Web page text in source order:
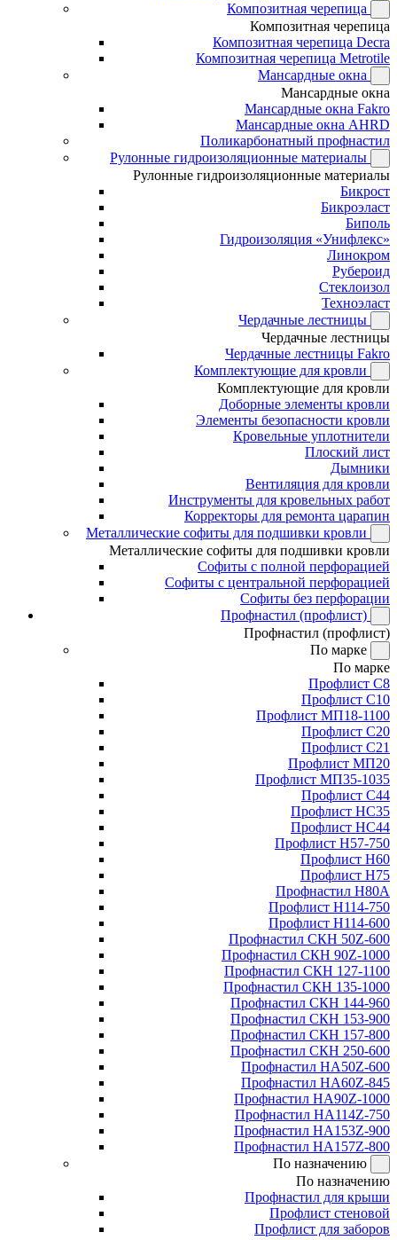
Композитная черепица
Композитная черепица
Композитная черепица Decra
Композитная черепица Metrotile
Мансардные окна
Мансардные окна
Мансардные окна Fakro
Мансардные окна AHRD
Поликарбонатный профнастил
Рулонные гидроизоляционные материалы
Рулонные гидроизоляционные материалы
Бикрост
Бикроэласт
Биполь
Гидроизоляция «Унифлекс»
Линокром
Рубероид
Стеклоизол
Техноэласт
Чердачные лестницы
Чердачные лестницы
Чердачные лестницы Fakro
Комплектующие для кровли
Комплектующие для кровли
Доборные элементы кровли
Элементы безопасности кровли
Кровельные уплотнители
Плоский лист
Дымники
Вентиляция для кровли
Инструменты для кровельных работ
Корректоры для ремонта царапин
Металлические софиты для подшивки кровли
Металлические софиты для подшивки кровли
Софиты с полной перфорацией
Софиты с центральной перфорацией
Софиты без перфорации
Профнастил (профлист)
Профнастил (профлист)
По марке
По марке
Профлист С8
Профлист С10
Профлист МП18-1100
Профлист С20
Профлист С21
Профлист МП20
Профлист МП35-1035
Профлист С44
Профлист НС35
Профлист НС44
Профлист Н57-750
Профлист Н60
Профлист Н75
Профнастил Н80А
Профлист Н114-750
Профлист Н114-600
Профнастил СКН 50Z-600
Профнастил СКН 90Z-1000
Профнастил СКН 127-1100
Профнастил СКН 135-1000
Профнастил СКН 144-960
Профнастил СКН 153-900
Профнастил СКН 157-800
Профнастил СКН 250-600
Профнастил НА50Z-600
Профнастил НА60Z-845
Профнастил НА90Z-1000
Профнастил НА114Z-750
Профнастил НА153Z-900
Профнастил НА157Z-800
По назначению
По назначению
Профнастил для крыши
Профлист стеновой
Профлист для заборов